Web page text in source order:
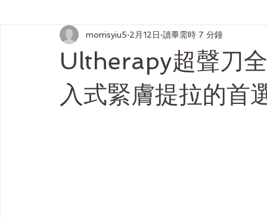
Ultherapy超聲刀
入式緊膚提拉的首
morrisyiu5 2月12日 讀畢需時 7 分鐘